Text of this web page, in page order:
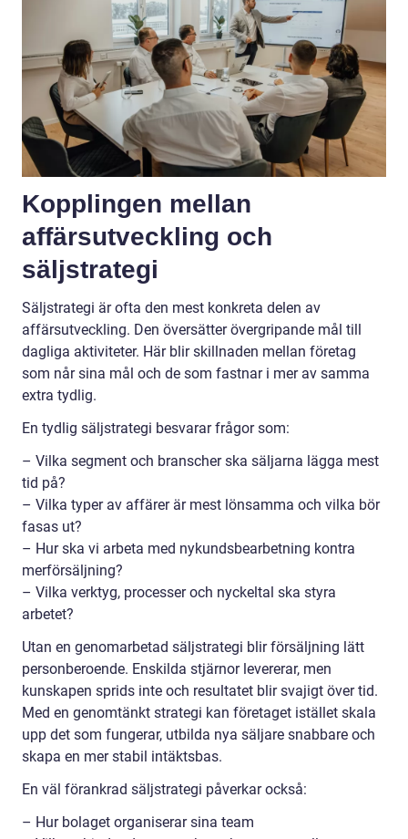
Kopplingen mellan
affärsutveckling och
säljstrategi
Säljstrategi är ofta den mest konkreta delen av
affärsutveckling. Den översätter övergripande mål till
dagliga aktiviteter. Här blir skillnaden mellan företag
som når sina mål och de som fastnar i mer av samma
extra tydlig.
En tydlig säljstrategi besvarar frågor som:
– Vilka segment och branscher ska säljarna lägga mest
tid på?
– Vilka typer av affärer är mest lönsamma och vilka bör
fasas ut?
– Hur ska vi arbeta med nykundsbearbetning kontra
merförsäljning?
– Vilka verktyg, processer och nyckeltal ska styra
arbetet?
Utan en genomarbetad säljstrategi blir försäljning lätt
personberoende. Enskilda stjärnor levererar, men
kunskapen sprids inte och resultatet blir svajigt över tid.
Med en genomtänkt strategi kan företaget istället skala
upp det som fungerar, utbilda nya säljare snabbare och
skapa en mer stabil intäktsbas.
En väl förankrad säljstrategi påverkar också:
– Hur bolaget organiserar sina team